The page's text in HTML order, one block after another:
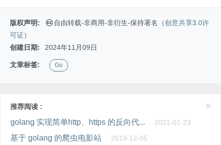
版权声明: 自由转载-非商用-非衍生-保持署名（创意共享3.0许
可证）
创建日期:
2024年11月09日
文章标签: Go
×
推荐阅读 :
golang 实现简单http、https 的反向代... 2021-01-23
基于 golang 的爬虫电影站 2019-12-05